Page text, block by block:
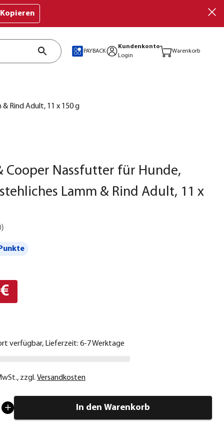
Kopieren
PAYBACK
Kundenkonto
Login
Warenkorb
Rind Adult, 11 x 150 g
Cooper Nassfutter für Hunde,
Lamm & Rind Adult, 11 x
)
verfügbar, Lieferzeit: 6-7 Werktage
, zzgl. Versandkosten
In den Warenkorb